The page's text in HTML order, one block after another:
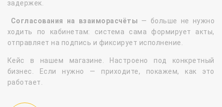
задержек.
Согласования на взаиморасчёты — больше не нужно
ходить по кабинетам: система сама формирует акты,
отправляет на подпись и фиксирует исполнение.
Кейс в нашем магазине. Настроено под конкретный
бизнес. Если нужно — приходите, покажем, как это
работает.